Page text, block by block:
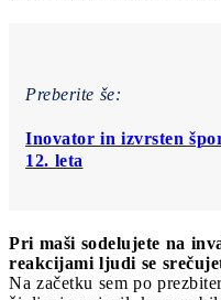
Preberite še:
Inovator in izvrsten
12. leta
Pri maši sodelujete na
reakcijami ljudi se
Na začetku sem po